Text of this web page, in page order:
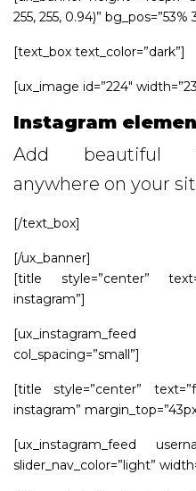
255, 255, 0.94)” bg_pos=”53%
[text_box text_color=”dark”]
[ux_image id=”224″
Instagram
Add beautiful
anywhere on your
[/text_box]
[/ux_banner]
[title style=”center”
instagram”]
[ux_instagram_feed
col_spacing=”small”]
[title style=”center”
instagram”
[ux_instagram_feed
slider_nav_color=”light”